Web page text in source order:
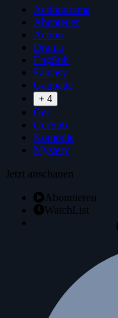
Actiondrama
Abenteuer
Action
Drama
EngSub
Fantasy
Ganbatte
+ 4
Ger
GerSub
Komödie
Mystery
Jetzt anschauen
Abonnieren
WatchList